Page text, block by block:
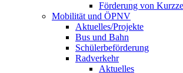
Förderung von
Mobilität und ÖPNV
Aktuelles/Projekte
Bus und Bahn
Schülerbeförderung
Radverkehr
Aktuelles